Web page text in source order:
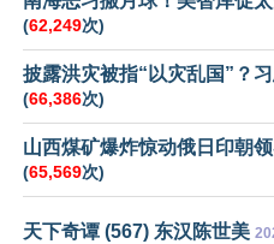
(62,249次)
披露洪灾被指“以灾乱国”？
(66,386次)
山西煤矿爆炸惊动俄日印朝
(65,569次)
天下奇谭 (567) 东汉陈世美